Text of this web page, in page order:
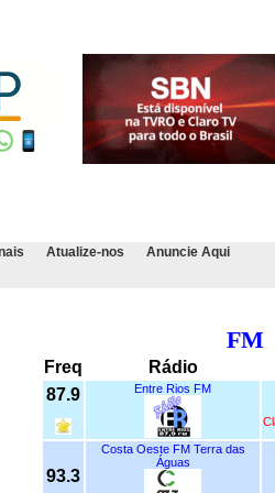
Atualize-nos
Anuncie Aqui
FM
Freq
Rádio
87.9
Entre Rios FM
93.3
Costa Oeste FM Terra das
Águas